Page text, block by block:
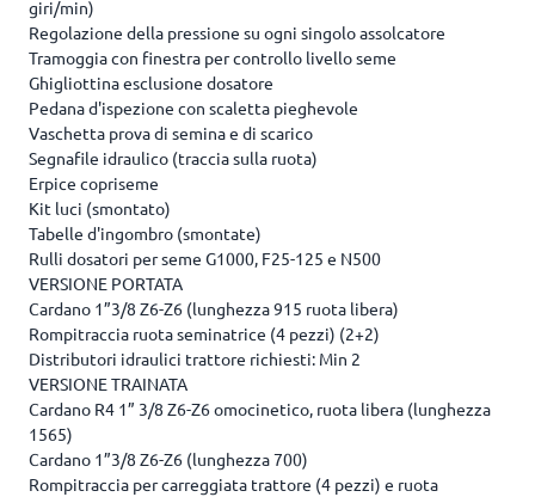
giri/min)
Regolazione della pressione su ogni singolo assolcatore
Tramoggia con finestra per controllo livello seme
Ghigliottina esclusione dosatore
Pedana d'ispezione con scaletta pieghevole
Vaschetta prova di semina e di scarico
Segnafile idraulico (traccia sulla ruota)
Erpice copriseme
Kit luci (smontato)
Tabelle d'ingombro (smontate)
Rulli dosatori per seme G1000, F25-125 e N500
VERSIONE PORTATA
Cardano 1”3/8 Z6-Z6 (lunghezza 915 ruota libera)
Rompitraccia ruota seminatrice (4 pezzi) (2+2)
Distributori idraulici trattore richiesti: Min 2
VERSIONE TRAINATA
Cardano R4 1” 3/8 Z6-Z6 omocinetico, ruota libera (lunghezza
1565)
Cardano 1”3/8 Z6-Z6 (lunghezza 700)
Rompitraccia per carreggiata trattore (4 pezzi) e ruota